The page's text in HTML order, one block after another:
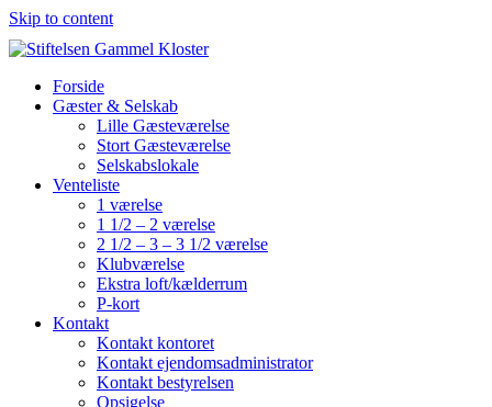
Skip to content
Forside
Gæster & Selskab
Lille Gæsteværelse
Stort Gæsteværelse
Selskabslokale
Venteliste
1 værelse
1 1/2 – 2 værelse
2 1/2 – 3 – 3 1/2 værelse
Klubværelse
Ekstra loft/kælderrum
P-kort
Kontakt
Kontakt kontoret
Kontakt ejendomsadministrator
Kontakt bestyrelsen
Opsigelse